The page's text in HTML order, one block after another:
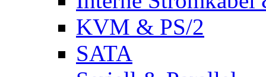
KVM & PS/2
SATA